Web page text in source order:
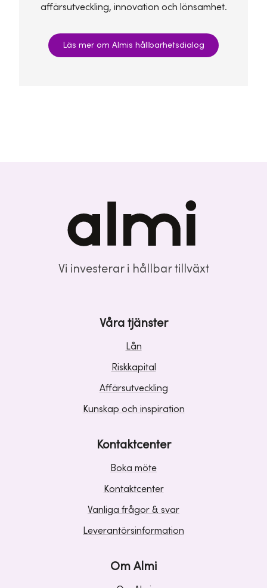
affärsutveckling, innovation och lönsamhet.
Läs mer om Almis hållbarhetsdialog
Vi investerar i hållbar tillväxt
Våra tjänster
Lån
Riskkapital
Affärsutveckling
Kunskap och inspiration
Kontaktcenter
Boka möte
Kontaktcenter
Vanliga frågor & svar
Leverantörsinformation
Om Almi